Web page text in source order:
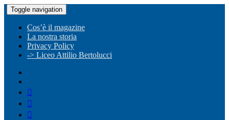
Toggle navigation
Cos’è il magazine
La nostra storia
Privacy Policy
-> Liceo Attilio Bertolucci